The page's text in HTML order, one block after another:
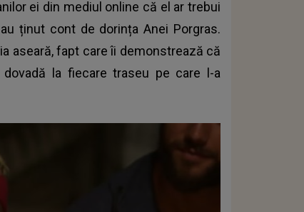
ei din mediul online că el ar trebui
ținut cont de dorința Anei Porgras.
aseară, fapt care îi demonstrează că
la fiecare traseu pe care l-a